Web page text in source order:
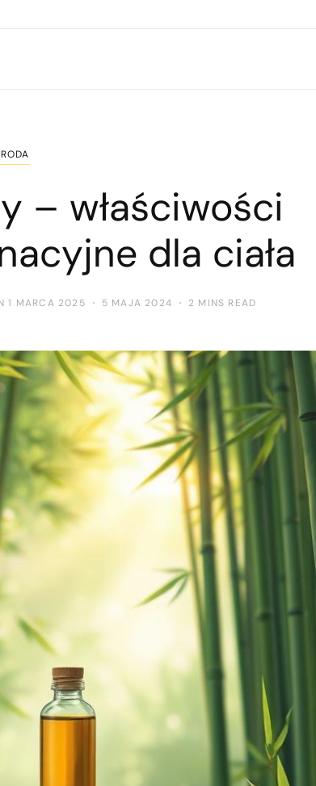
– właściwości
dla ciała
1 MARCA 2025 5 MAJA 2024 2 MINS READ